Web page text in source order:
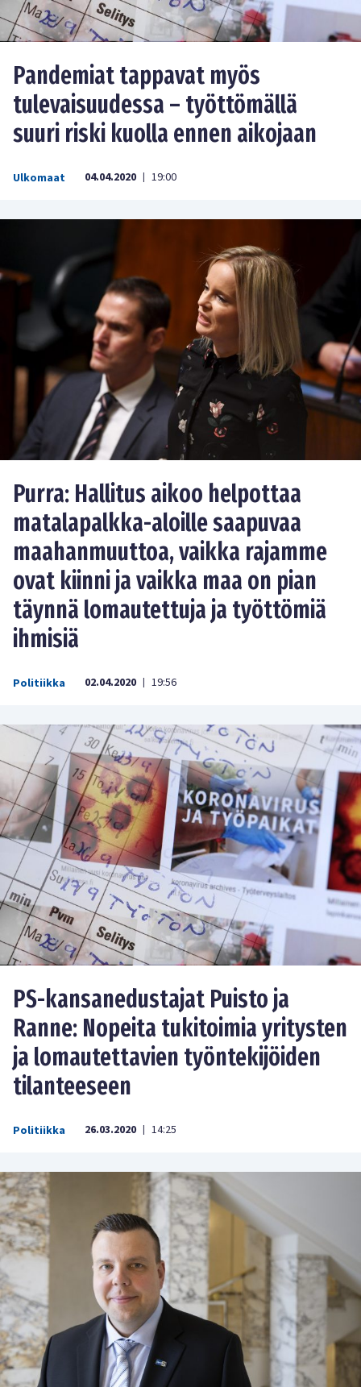
Pandemiat tappavat myös
tulevaisuudessa – työttömällä
suuri riski kuolla ennen aikojaan
Ulkomaat 04.04.2020 | 19:00
Purra: Hallitus aikoo helpottaa
matalapalkka-aloille saapuvaa
maahanmuuttoa, vaikka rajamme
ovat kiinni ja vaikka maa on pian
täynnä lomautettuja ja työttömiä
ihmisiä
Politiikka 02.04.2020 | 19:56
PS-kansanedustajat Puisto ja
Ranne: Nopeita tukitoimia yritysten
ja lomautettavien työntekijöiden
tilanteeseen
Politiikka 26.03.2020 | 14:25